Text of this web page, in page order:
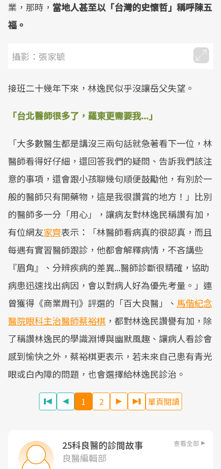
業，那時， 當地人甚至以「台灣的史懷哲」稱呼陳五
福。
攝影：張家毓
接班二十幾年下來，林逸民似乎沒讓岳父失望。
「台北醫師很多了，羅東更需要我...」
「大多數醫生都是講沒三兩句話就急著看下一位，林
醫師看得好仔細，還回答我們的疑問、告訴我們該注
意的事項，還會跟小孩聊幾句順便鼓勵他，有別於一
般的醫師只有開藥物，這是我很讚賞的地方！」比別
的醫師多一分「用心」，讓病友對林逸民稱讚有加，
有位網友家齊表示：「林醫師看病真的很認真，而且
每遇有實習醫師跟診，他都會解釋病情，不吝講些
『眉角』、分辨疾病的差異...醫師診斷很精確，協助
病患迅速找出病因，會以對病人好為優先考量。」連
曾獲得《商業周刊》評選的「百大良醫」、 馬偕紀念
醫院眼科主治醫師蔡裕棋 ，都對林逸民讚譽有加，除
了稱讚林逸民的學識淵博與幽默風趣、讓病人看診會
感到愉快之外，蔡裕棋更表示，若未來自己患有青光
眼或白內障的問題，也會選擇給林逸民診治。
1 2 單頁閱讀
25科良醫的診間故事 查看全部
良醫編輯部